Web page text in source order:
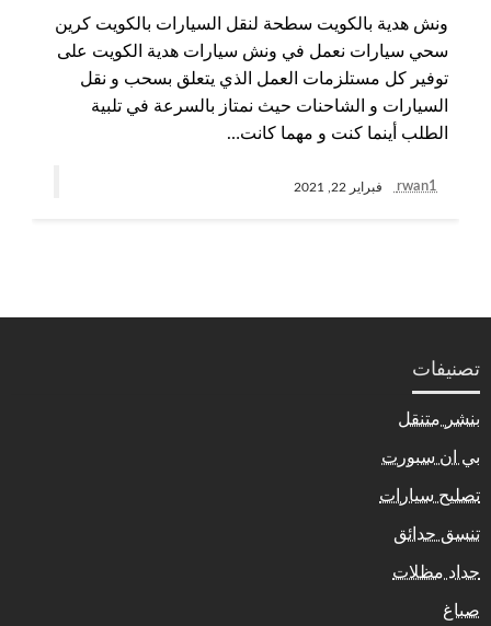
ونش هدية بالكويت سطحة لنقل السيارات بالكويت كرين
سحي سيارات نعمل في ونش سيارات هدية الكويت على
توفير كل مستلزمات العمل الذي يتعلق بسحب و نقل
السيارات و الشاحنات حيث نمتاز بالسرعة في تلبية
الطلب أينما كنت و مهما كانت…
rwan1 فبراير 22, 2021
تصنيفات
بنشر متنقل
بي ان سبورت
تصليح سيارات
تنسق حدائق
حداد مظلات
صباغ